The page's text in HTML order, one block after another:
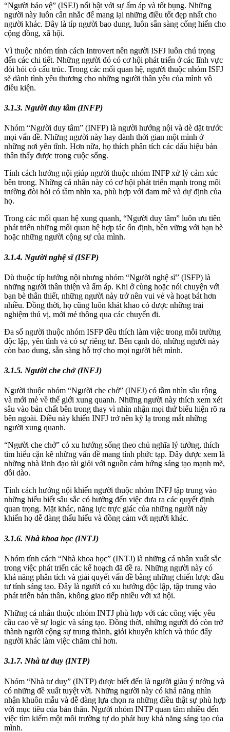
“Người bảo vệ” (ISFJ) nổi bật với sự ấm áp và tốt bụng. Những
người này luôn cân nhắc để mang lại những điều tốt đẹp nhất cho
người khác. Đây là típ người bao dung, luôn sẵn sàng cống hiến cho
cộng đồng, xã hội.
Vì thuộc nhóm tính cách Introvert nên người ISFJ luôn chú trọng
đến các chi tiết. Những người đó có cơ hội phát triển ở các lĩnh vực
đòi hỏi có cấu trúc. Trong các mối quan hệ, người thuộc nhóm ISFJ
sẽ dành tình yêu thương cho những người thân yêu của mình vô
điều kiện.
3.1.3. Người duy tâm (INFP)
Nhóm “Người duy tâm” (INFP) là người hướng nội và dè dặt trước
mọi vấn đề. Những người này hay dành thời gian một mình ở
những nơi yên tĩnh. Hơn nữa, họ thích phân tích các dấu hiệu bản
thân thấy được trong cuộc sống.
Tính cách hướng nội giúp người thuộc nhóm INFP xử lý cảm xúc
bên trong. Những cá nhân này có cơ hội phát triển mạnh trong môi
trường đòi hỏi có tầm nhìn xa, phù hợp với đam mê và dự định của
họ.
Trong các mối quan hệ xung quanh, “Người duy tâm” luôn ưu tiên
phát triển những mối quan hệ hợp tác ổn định, bền vững với bạn bè
hoặc những người cộng sự của mình.
3.1.4. Người nghệ sĩ (ISFP)
Dù thuộc típ hướng nội nhưng nhóm “Người nghệ sĩ” (ISFP) là
những người thân thiện và ấm áp. Khi ở cùng hoặc nói chuyện với
bạn bè thân thiết, những người này trở nên vui vẻ và hoạt bát hơn
nhiều. Đồng thời, họ cũng luôn khát khao có được những trải
nghiệm thú vị, mới mẻ thông qua các chuyến đi.
Đa số người thuộc nhóm ISFP đều thích làm việc trong môi trường
độc lập, yên tĩnh và có sự riêng tư. Bên cạnh đó, những người này
còn bao dung, sẵn sàng hỗ trợ cho mọi người hết mình.
3.1.5. Người che chở (INFJ)
Người thuộc nhóm “Người che chở” (INFJ) có tầm nhìn sâu rộng
và mới mẻ về thế giới xung quanh. Những người này thích xem xét
sâu vào bản chất bên trong thay vì nhìn nhận mọi thứ biểu hiện rõ ra
bên ngoài. Điều này khiến INFJ trở nên kỳ lạ trong mắt những
người xung quanh.
“Người che chở” có xu hướng sống theo chủ nghĩa lý tưởng, thích
tìm hiểu cặn kẽ những vấn đề mang tính phức tạp. Đây được xem là
những nhà lãnh đạo tài giỏi với nguồn cảm hứng sáng tạo mạnh mẽ,
dồi dào.
Tính cách hướng nội khiến người thuộc nhóm INFJ tập trung vào
những hiểu biết sâu sắc có hưởng đến việc đưa ra các quyết định
quan trọng. Mặt khác, năng lực trực giác của những người này
khiến họ dễ dàng thấu hiểu và đồng cảm với người khác.
3.1.6. Nhà khoa học (INTJ)
Nhóm tính cách “Nhà khoa học” (INTJ) là những cá nhân xuất sắc
trong việc phát triển các kế hoạch đã đề ra. Những người này có
khả năng phân tích và giải quyết vấn đề bằng những chiến lược đầu
tư tính sáng tạo. Đây là người có xu hướng độc lập, tập trung vào
phát triển bản thân, không giao tiếp nhiều với xã hội.
Những cá nhân thuộc nhóm INTJ phù hợp với các công việc yêu
cầu cao về sự logic và sáng tạo. Đồng thời, những người đó còn trở
thành người cộng sự trung thành, giỏi khuyến khích và thúc đẩy
người khác làm việc chăm chỉ hơn.
3.1.7. Nhà tư duy (INTP)
Nhóm “Nhà tư duy” (INTP) được biết đến là người giàu ý tưởng và
có những đề xuất tuyệt vời. Những người này có khả năng nhìn
nhận khuôn mẫu và dễ dàng lựa chọn ra những điều thật sự phù hợp
với mục tiêu của bản thân. Người nhóm INTP quan tâm nhiều đến
việc tìm kiếm một môi trường tự do phát huy khả năng sáng tạo của
mình.